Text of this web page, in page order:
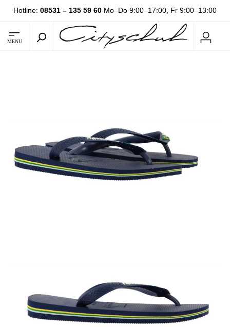
Hotline: 08531 – 135 59 60 Mo–Do 9:00–17:00, Fr 9:00–13:00
MENU